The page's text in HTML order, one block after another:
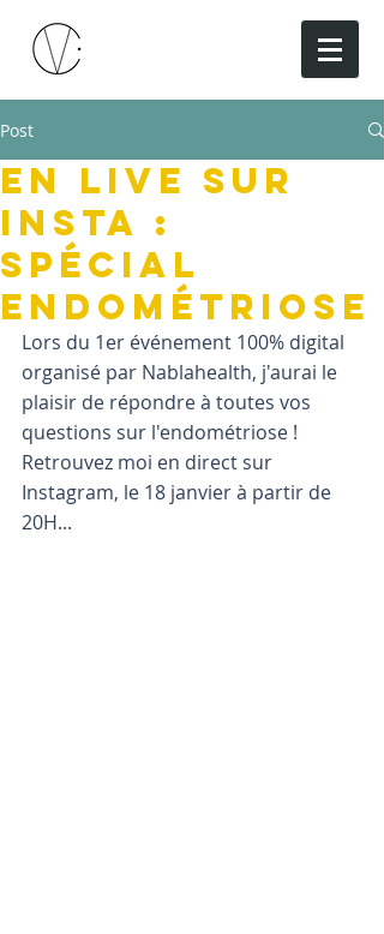
Post
En live sur
Insta :
spécial
Endométriose
Lors du 1er événement 100% digital
organisé par Nablahealth, j'aurai le
plaisir de répondre à toutes vos
questions sur l'endométriose !
Retrouvez moi en direct sur
Instagram, le 18 janvier à partir de
20H...